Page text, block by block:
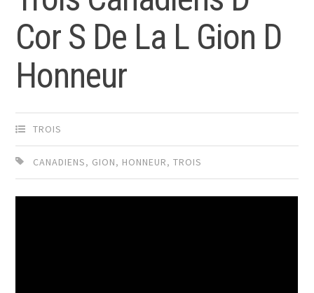
Cor S De La L Gion D
Honneur
TROIS
CANADIENS, GION, HONNEUR,TROIS